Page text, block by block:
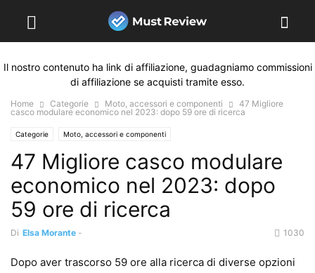
Il nostro contenuto ha link di affiliazione, guadagniamo commissioni
di affiliazione se acquisti tramite esso.
Home Categorie Moto, accessori e componenti
47 Migliore
casco modulare economico nel 2023: dopo 59 ore di ricerca
Categorie Moto, accessori e componenti
47 Migliore casco modulare
economico nel 2023: dopo
59 ore di ricerca
Di Elsa Morante - 1030
Dopo aver trascorso 59 ore alla ricerca di diverse opzioni